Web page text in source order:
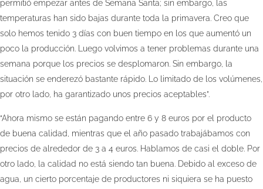
permitió empezar antes de Semana Santa; sin embargo, las
temperaturas han sido bajas durante toda la primavera. Creo que
solo hemos tenido 3 días con buen tiempo en los que aumentó un
poco la producción. Luego volvimos a tener problemas durante una
semana porque los precios se desplomaron. Sin embargo, la
situación se enderezó bastante rápido. Lo limitado de los volúmenes,
por otro lado, ha garantizado unos precios aceptables”.
“Ahora mismo se están pagando entre 6 y 8 euros por el producto
de buena calidad, mientras que el año pasado trabajábamos con
precios de alrededor de 3 a 4 euros. Hablamos de casi el doble. Por
otro lado, la calidad no está siendo tan buena. Debido al exceso de
agua, un cierto porcentaje de productores ni siquiera se ha puesto